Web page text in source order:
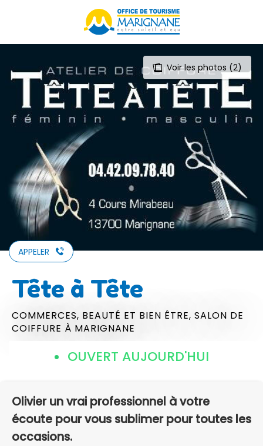
Voir les photos (2)
APPELER
Tête à Tête
COMMERCES, BEAUTÉ ET BIEN ÊTRE, SALON DE
COIFFURE À MARIGNANE
OUVERT AUJOURD'HUI
Olivier un vrai professionnel à votre
écoute pour vous sublimer pour toutes les
occasions.